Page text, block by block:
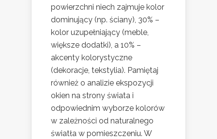
powierzchni niech zajmuje kolor
dominujący (np. ściany), 30% –
kolor uzupełniający (meble,
większe dodatki), a 10% –
akcenty kolorystyczne
(dekoracje, tekstylia). Pamiętaj
również o analizie ekspozycji
okien na strony świata i
odpowiednim wyborze kolorów
w zależności od naturalnego
światła w pomieszczeniu. W